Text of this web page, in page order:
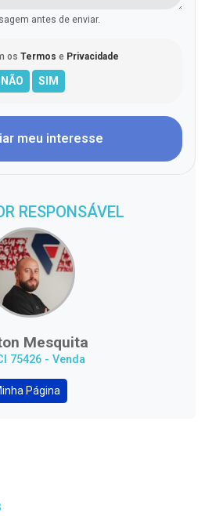
antes de enviar.
os Termos e Privacidade
meu interesse
RESPONSÁVEL
Mesquita
75426 - Venda
Página